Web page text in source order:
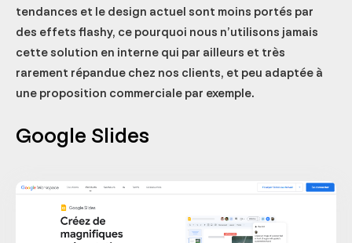
tendances et le design actuel sont moins portés par
des effets flashy, ce pourquoi nous n’utilisons jamais
cette solution en interne qui par ailleurs et très
rarement répandue chez nos clients, et peu adaptée à
une proposition commerciale par exemple.
Google Slides